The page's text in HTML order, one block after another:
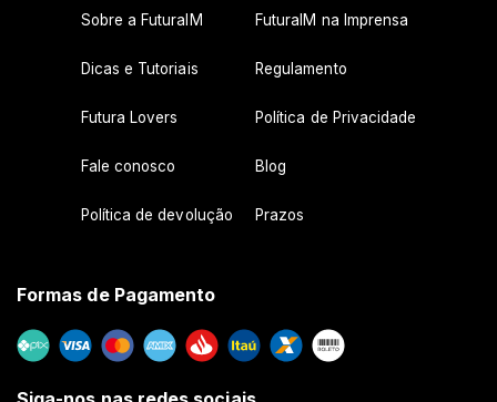
Sobre a FuturaIM FuturaIM na Imprensa
Dicas e Tutoriais Regulamento
Futura Lovers Política de Privacidade
Fale conosco Blog
Política de devolução Prazos
Formas de Pagamento